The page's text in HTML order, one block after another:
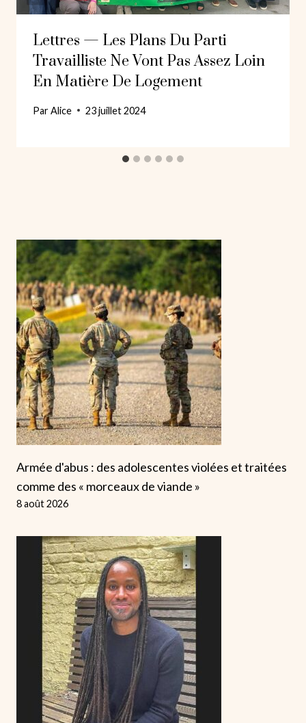
Lettres — Les Plans Du Parti
Travailliste Ne Vont Pas Assez Loin
En Matière De Logement
ParAlice 23 juillet 2024
Armée d'abus : des adolescentes violées et traitées
comme des « morceaux de viande »
8 août 2026